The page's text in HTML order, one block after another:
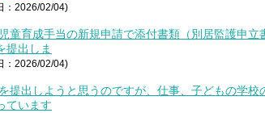
：2026/02/04)
童育成手当の新規申請で添付書類（別居監護申立
提出しま
：2026/02/04)
提出しようと思うのですが、仕事、子どもの学校
ています